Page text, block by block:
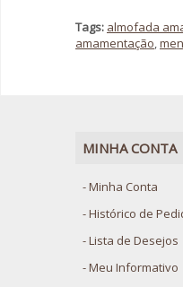
Tags: almofada
amamentação,
MINHA CONTA
Minha Conta
Histórico de
Lista de Desejos
Meu Informativo